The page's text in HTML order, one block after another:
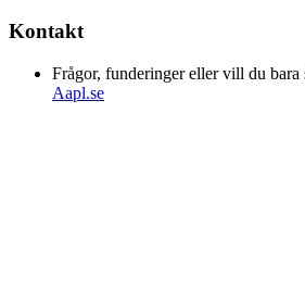
Kontakt
Frågor, funderinger eller vill du bara
Aapl.se